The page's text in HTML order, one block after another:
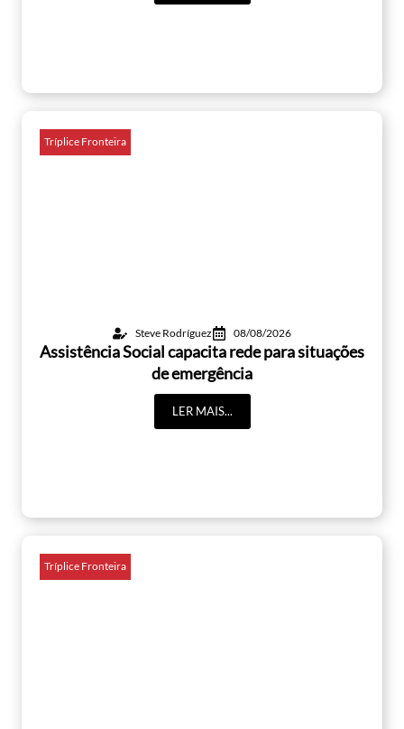
Tríplice Fronteira
Steve Rodríguez 08/08/2026
Assistência Social capacita rede para situações
de emergência
LER MAIS...
Tríplice Fronteira